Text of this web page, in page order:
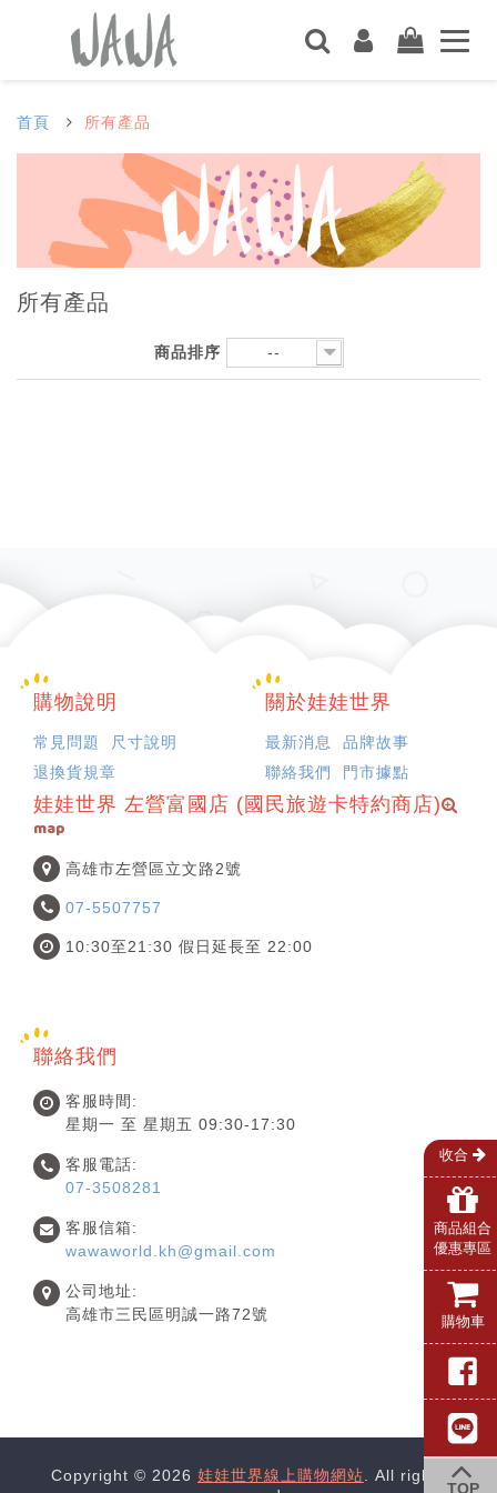
首頁 所有產品
所有產品
商品排序 --
購物說明
常見問題
尺寸說明
退換貨規章
關於娃娃世界
最新消息
品牌故事
聯絡我們
門市據點
娃娃世界 左營富國店 (國民旅遊卡特約商店)
map
高雄市左營區立文路2號
07-5507757
10:30至21:30 假日延長至 22:00
聯絡我們
客服時間:
星期一 至 星期五 09:30-17:30
客服電話:
07-3508281
客服信箱:
wawaworld.kh@gmail.com
公司地址:
高雄市三民區明誠一路72號
Copyright © 2026 娃娃世界線上購物網站. All rights
收合
商品組合
優惠專區
購物車
TOP